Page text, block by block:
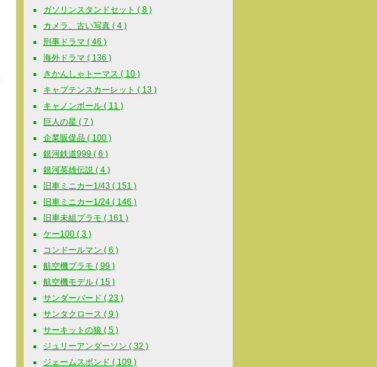
ガソリンスタンドセット ( 8 )
カメラ、古い写真 ( 4 )
刑事ドラマ ( 46 )
海外ドラマ ( 136 )
きかんしゃトーマス ( 10 )
キャプテンスカーレット ( 13 )
キャノンボール ( 11 )
巨人の星 ( 7 )
企業販促品 ( 100 )
銀河鉄道999 ( 6 )
銀河英雄伝説 ( 4 )
旧車ミニカー1/43 ( 151 )
旧車ミニカー1/24 ( 146 )
旧車未組プラモ ( 161 )
ケー100 ( 3 )
コンドールマン ( 6 )
航空機プラモ ( 99 )
航空機モデル ( 15 )
サンダーバード ( 23 )
サンタクロース ( 9 )
サーキットの狼 ( 5 )
ジュリーアンダーソン ( 32 )
ジェームスボンド ( 109 )